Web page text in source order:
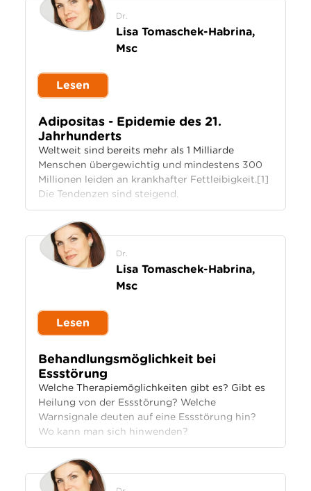
Dr.
Lisa Tomaschek-Habrina,
Msc
Lesen
Adipositas - Epidemie des 21.
Jahrhunderts
Weltweit sind bereits mehr als 1 Milliarde
Menschen übergewichtig und mindestens 300
Millionen leiden an krankhafter Fettleibigkeit.[1]
Die Tendenzen sind steigend.
Dr.
Lisa Tomaschek-Habrina,
Msc
Lesen
Behandlungsmöglichkeit bei
Essstörung
Welche Therapiemöglichkeiten gibt es? Gibt es
Heilung von der Essstörung? Welche
Warnsignale deuten auf eine Essstörung hin?
Wo kann man sich hinwenden?